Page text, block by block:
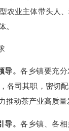
农业主体带头人
。
导。各乡镇要充
各司其职，密切
推动茶产业高质量
导。各乡镇、各